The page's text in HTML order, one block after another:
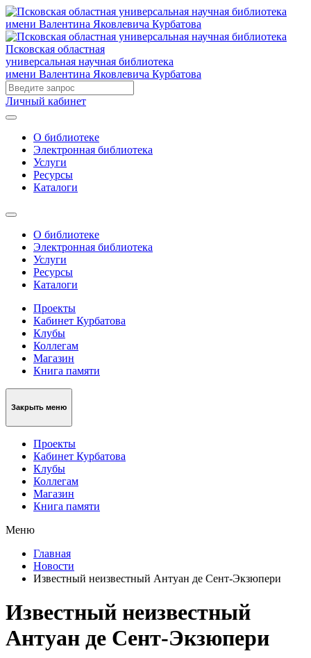
Псковская областная
универсальная научная библиотека
имени Валентина Яковлевича Курбатова
Личный кабинет
О библиотеке
Электронная библиотека
Услуги
Ресурсы
Каталоги
О библиотеке
Электронная библиотека
Услуги
Ресурсы
Каталоги
Проекты
Кабинет Курбатова
Клубы
Коллегам
Магазин
Книга памяти
Закрыть меню
Проекты
Кабинет Курбатова
Клубы
Коллегам
Магазин
Книга памяти
Меню
Главная
Новости
Известный неизвестный Антуан де Сент-Экзюпери
Известный неизвестный
Антуан де Сент-Экзюпери